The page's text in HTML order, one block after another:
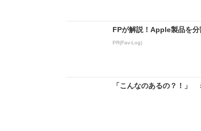
FPが解説！Apple製品を
PR(Fav-Log)
「こんなのあるの？！」